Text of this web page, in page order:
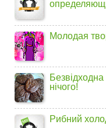
Молодая
Безвідходна
нічого!
Рибний